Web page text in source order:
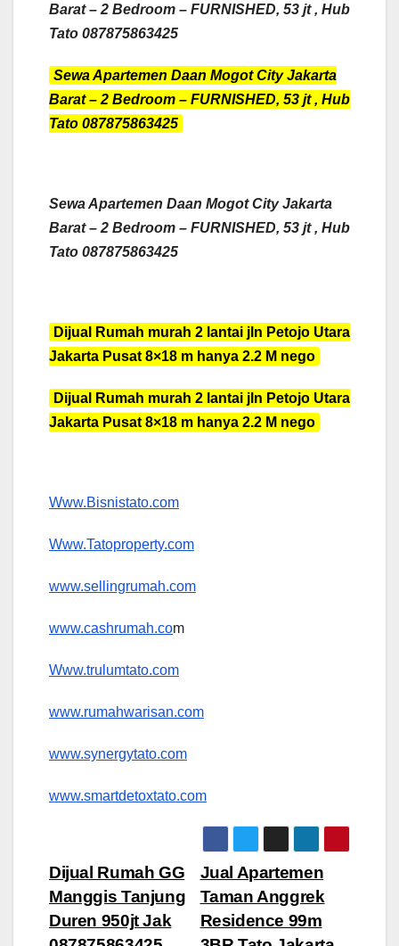
Barat – 2 Bedroom – FURNISHED, 53 jt , Hub
Tato 087875863425
Sewa Apartemen Daan Mogot City Jakarta
Barat – 2 Bedroom – FURNISHED, 53 jt , Hub
Tato 087875863425
Sewa Apartemen Daan Mogot City Jakarta
Barat – 2 Bedroom – FURNISHED, 53 jt , Hub
Tato 087875863425
Dijual Rumah murah 2 lantai jln Petojo Utara
Jakarta Pusat 8×18 m hanya 2.2 M nego
Dijual Rumah murah 2 lantai jln Petojo Utara
Jakarta Pusat 8×18 m hanya 2.2 M nego
Www.Bisnistato.com
Www.Tatoproperty.com
www.sellingrumah.com
www.cashrumah.com
Www.trulumtato.com
www.rumahwarisan.com
www.synergytato.com
www.smartdetoxtato.com
Post
navigation
Jual Apartemen
Taman Anggrek
Residence 99m
Dijual Rumah GG
Manggis Tanjung
Duren 950jt Jak